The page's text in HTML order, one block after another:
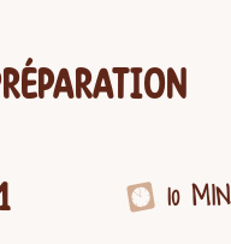
10 MIN